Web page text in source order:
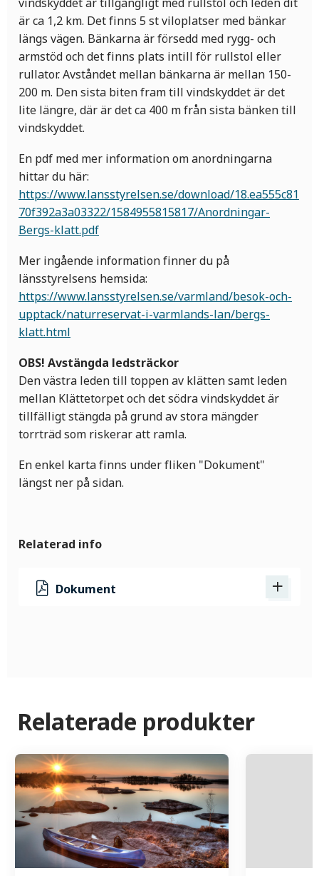
är ca 1,2 km. Det finns 5 st viloplatser med bänkar
längs vägen. Bänkarna är försedd med rygg- och
armstöd och det finns plats intill för rullstol eller
rullator. Avståndet mellan bänkarna är mellan 150-
200 m. Den sista biten fram till vindskyddet är det
lite längre, där är det ca 400 m från sista bänken till
vindskyddet.
En pdf med mer information om anordningarna
hittar du här:
https://www.lansstyrelsen.se/download/18.ea555c81
70f392a3a03322/1584955815817/Anordningar-
Bergs-klatt.pdf
Mer ingående information finner du på
länsstyrelsens hemsida:
https://www.lansstyrelsen.se/varmland/besok-och-
upptack/naturreservat-i-varmlands-lan/bergs-
klatt.html
OBS! Avstängda ledsträckor
Den västra leden till toppen av klätten samt leden
mellan Klättetorpet och det södra vindskyddet är
tillfälligt stängda på grund av stora mängder
torrträd som riskerar att ramla.
En enkel karta finns under fliken "Dokument"
längst ner på sidan.
Relaterad info
Dokument
Relaterade produkter